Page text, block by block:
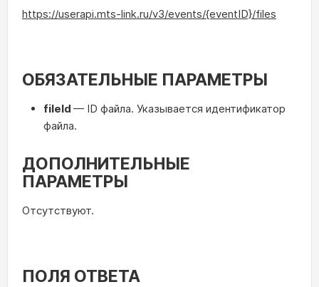
https://userapi.mts-link.ru/v3/events/{eventID}/files
ОБЯЗАТЕЛЬНЫЕ ПАРАМЕТРЫ
fileId — ID файла. Указывается идентификатор
файла.
ДОПОЛНИТЕЛЬНЫЕ
ПАРАМЕТРЫ
Отсутствуют.
ПОЛЯ ОТВЕТА